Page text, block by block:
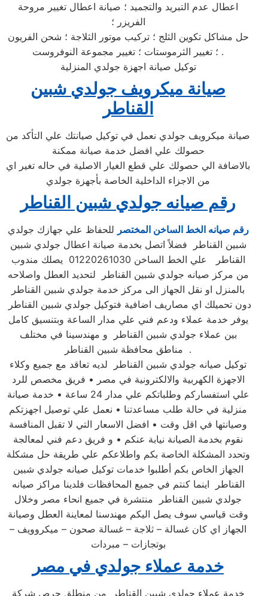
اعطال عدم التبريد والتجميد ؛ صيانة اعطال تغيير مروحة
الفريزر ؛
حل مشاكل تكوين الثلج ؛ تركيب موتور الثلاجة ؛ شحن الفريون
؛ تغيير الثرموستات ؛ تغيير مجموعة النوفروست .
توكيل صيانة اجهزة جولدي المنزلية
صيانة ميكرويف جولدي شبين
القناطر
صيانة ميكرويف جولدي نعمل في توكيل صيانتك علي التأكد من
حصولك علي افضل خدمة صيانة ممكنة
بالاضافة الي حصولك علي قطع الغيار الاصلية في حاله تغير اي
من الاجزاء الداخلية الخاصة بأجهزة جولدي
رقم صيانه جولدي شبين القناطر
رقم صيانه الخط الساخن المختصر للحفاظ علي جهازك جولدي
شبين القناطر فضلاً اتصل بخدمة صيانة اعطال جولدي شبين
القناطر علي الخط الساخن 01220261030 يصلك مندوب
من مركز صيانه جولدي شبين القناطر لتحديد العطل واصلاحه
بالمنزل او نقل الجهاز الى مركز خدمة جولدي شبين القناطر
دون تحميلك اي مصاريف اضافية فتوكيل جولدي شبين القناطر
يوفر خدمة عملاء ودعم فني علي مدار الساعة وبتنسيق كامل
بين عملاء جولدي شبين القناطر و مهندسينا في مختلف
مناطق محافظة شبين القناطر .
توكيل صيانه جولدي شبين القناطر لديه تعاقد مع جميع وكلاء
الاجهزة الكهربية والالكترونية في مصر • فريق مخصص للرد
علي استفساركم وطلباتكم علي مدار 24 ساعة • خدمة صيانة
منزلية في حالة طلب مساعدتنا • نعمل علي توصيل اجهزتكم
وصيانتها في اقل وقت • افضل الاسعار التي لا تقبل المنافسة
نقوم بخدمة الصيانة نيابة عنكم • و فريق دعم فني لمعالجة
وتحدد المشكلة الخاصة بكم واطلاعكم علي طريقة حل مشكلة
الجهاز الخاص بكم أطلبوا خدمات توكيل صيانه جولدي شبين
القناطر اينما كنتم في جميع المحافظات فلدينا مراكز صيانه
جولدي شبين القناطر منتشرة في جميع انحاء مصر وخلال
وقت قياسي سوف يصل اليكم مهندسنا لمعاينة العطل وصيانة
الجهاز اي كان غسالة – ثلاجة – غسالة صحون – ميكروويف –
بوتجازات – مبردات
خدمة عملاء جولدي في مصر
خدمة عملاء جولدي شبين القناطر من منطلق حرص شركة